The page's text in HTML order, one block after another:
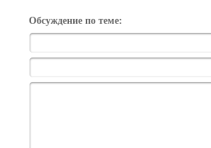
Обсуждение по теме: